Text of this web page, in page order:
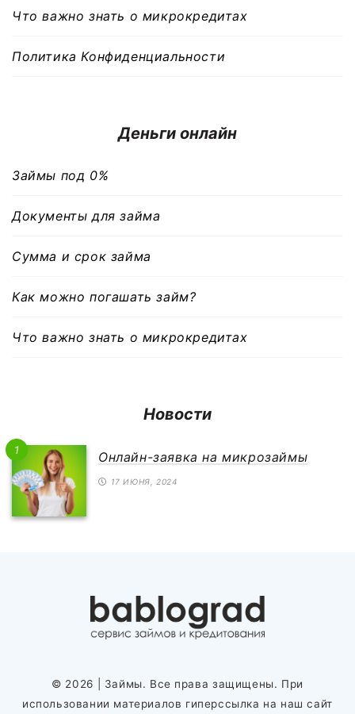
Что важно знать о микрокредитах
Политика Конфиденциальности
Деньги онлайн
Займы под 0%
Документы для займа
Сумма и срок займа
Как можно погашать займ?
Что важно знать о микрокредитах
Новости
1 Онлайн-заявка на микрозаймы
17 ИЮНЯ, 2024
© 2026
| Займы. Все права защищены. При
использовании материалов гиперссылка на наш сайт